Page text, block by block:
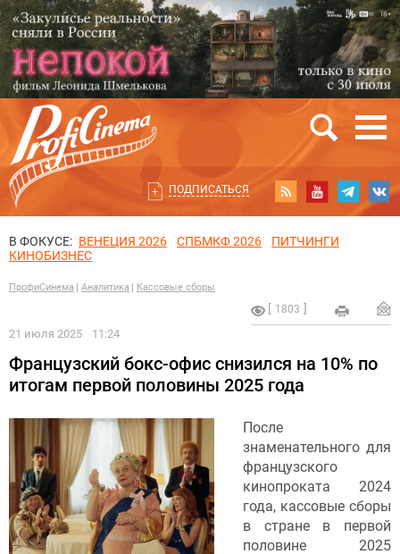
ПОДПИСАТЬСЯ
В ФОКУСЕ: ВЕНЕЦИЯ 2026 СПБМКФ 2026
ПИТЧИНГИ
КИНОБИЗНЕС
ПрофиСинема Аналитика Кассовые сборы
1803
21 июля 2025 11:24
Французский бокс-офис снизился на 10% по
итогам первой половины 2025 года
После
знаменательного для
французского
кинопроката 2024
года, кассовые сборы
в стране в первой
половине 2025